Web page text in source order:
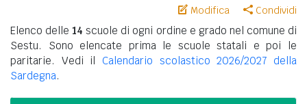
Modifica Condividi
Elenco delle14 scuole di ogni ordine e grado nel comune di
Sestu. Sono elencate prima le scuole statali e poi le
paritarie. Vedi il Calendario scolastico 2026/2027 della
Sardegna.